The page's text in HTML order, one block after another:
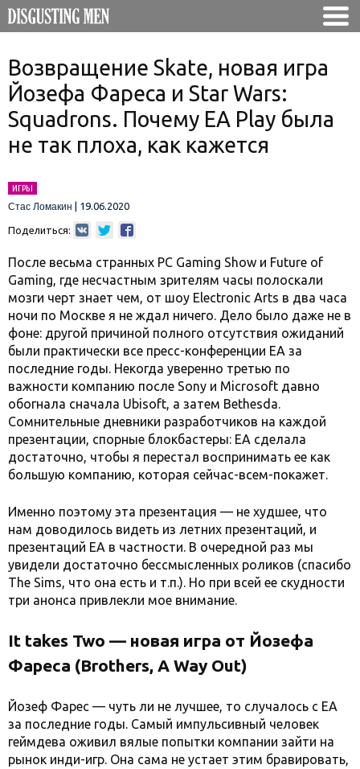
Возвращение Skate, новая игра
Йозефа Фареса и Star Wars:
Squadrons. Почему EA Play была
не так плоха, как кажется
ИГРЫ
Стас Ломакин
19.06.2020
Поделиться:
После весьма странных PC Gaming Show и Future of
Gaming, где несчастным зрителям часы полоскали
мозги черт знает чем, от шоу Electronic Arts в два часа
ночи по Москве я не ждал ничего. Дело было даже не в
фоне: другой причиной полного отсутствия ожиданий
были практически все пресс-конференции EA за
последние годы. Некогда уверенно третью по
важности компанию после Sony и Microsoft давно
обогнала сначала Ubisoft, а затем Bethesda.
Сомнительные дневники разработчиков на каждой
презентации, спорные блокбастеры: EA сделала
достаточно, чтобы я перестал воспринимать ее как
большую компанию, которая сейчас-всем-покажет.
Именно поэтому эта презентация — не худшее, что
нам доводилось видеть из летних презентаций, и
презентаций EA в частности. В очередной раз мы
увидели достаточно бессмысленных роликов (спасибо
The Sims, что она есть и т.п.). Но при всей ее скудности
три анонса привлекли мое внимание.
It takes Two — новая игра от Йозефа
Фареса (Brothers, A Way Out)
Йозеф Фарес — чуть ли не лучшее, то случалось с EA
за последние годы. Самый импульсивный человек
геймдева оживил вялые попытки компании зайти на
рынок инди-игр. Она сама не устает этим бравировать,